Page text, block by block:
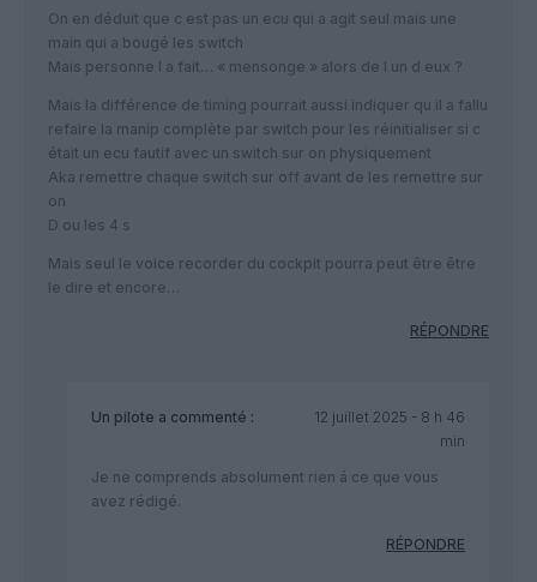
On en déduit que c est pas un ecu qui a agit seul mais une
main qui a bougé les switch
Mais personne l a fait… « mensonge » alors de l un d eux ?
Mais la différence de timing pourrait aussi indiquer qu il a fallu
refaire la manip complète par switch pour les réinitialiser si c
était un ecu fautif avec un switch sur on physiquement
Aka remettre chaque switch sur off avant de les remettre sur
on
D ou les 4 s
Mais seul le voice recorder du cockpit pourra peut être être
le dire et encore…
RÉPONDRE
Un pilote a commenté :
12 juillet 2025 - 8 h 46
min
Je ne comprends absolument rien á ce que vous
avez rédigé.
RÉPONDRE